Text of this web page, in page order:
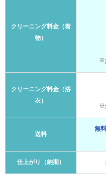
クリーニング料金（着
物）
※
クリーニング料金（浴
衣）
※
送料
無料
仕上がり（納期）